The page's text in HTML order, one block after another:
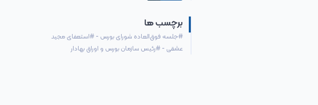
برچسب ها
#جلسه فوق‌العاده شورای بورس -
#استعفای مجید
عشقی -
#رئیس سازمان بورس و اوراق بهادار